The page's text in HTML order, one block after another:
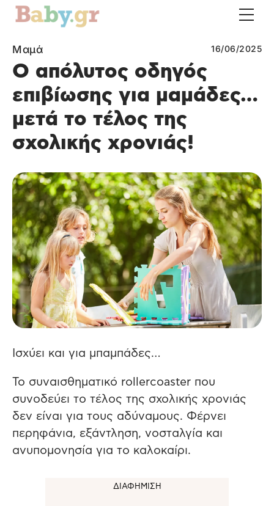
Μαμά 16/06/2025
Ο απόλυτος οδηγός
επιβίωσης για μαμάδες…
μετά το τέλος της
σχολικής χρονιάς!
Ισχύει και για μπαμπάδες…
Το συναισθηματικό rollercoaster που
συνοδεύει το τέλος της σχολικής χρονιάς
δεν είναι για τους αδύναμους. Φέρνει
περηφάνια, εξάντληση, νοσταλγία και
ανυπομονησία για το καλοκαίρι.